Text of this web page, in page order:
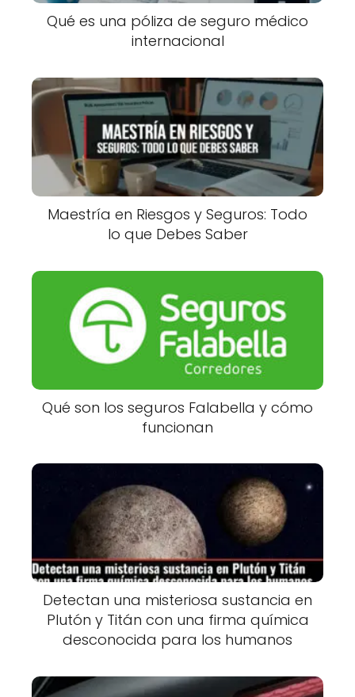
Qué es una póliza de seguro médico
internacional
Maestría en Riesgos y Seguros: Todo
lo que Debes Saber
Qué son los seguros Falabella y cómo
funcionan
Detectan una misteriosa sustancia en
Plutón y Titán con una firma química
desconocida para los humanos